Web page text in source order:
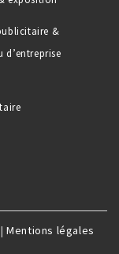
&
d’entreprise
|Mentions légales